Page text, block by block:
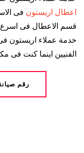
اعطال اريستون فى
قسم الاعطال فى اسرع
خدمة عملاء اريستون
الفنيين اينما كنت فى
رقم